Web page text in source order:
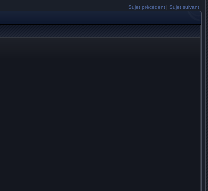
Sujet précédent | Sujet suivant